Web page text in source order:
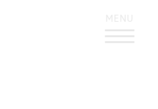
KONTRASTREICHES DESIGN
MENU